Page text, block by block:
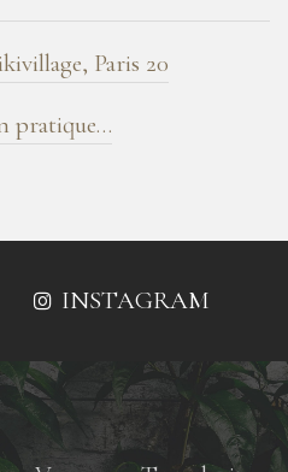
Paris 20
pratique…
INSTAGRAM